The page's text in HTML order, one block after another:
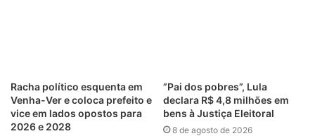
Racha político esquenta em
Venha-Ver e coloca prefeito e
vice em lados opostos para
2026 e 2028
”Pai dos pobres”, Lula
declara R$ 4,8 milhões em
bens à Justiça Eleitoral
8 de agosto de 2026